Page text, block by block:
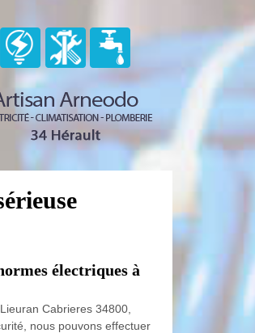
électriques à
Cabrieres 34800,
nous pouvons effectuer